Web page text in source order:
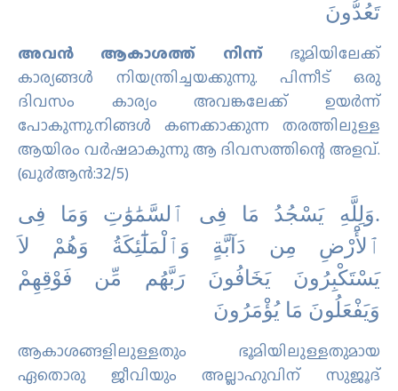
ﺗَﻌُﺪُّﻭﻥَ
അവന്‍ ആകാശത്ത് നിന്ന്ഭൂമിയിലേക്ക്
കാര്യങ്ങള്‍ നിയന്ത്രിച്ചയക്കുന്നു. പിന്നീട് ഒരു
ദിവസം കാര്യം അവങ്കലേക്ക് ഉയര്‍ന്ന്
പോകുന്നു.നിങ്ങള്‍ കണക്കാക്കുന്ന തരത്തിലുള്ള
ആയിരം വര്‍ഷമാകുന്നു ആ ദിവസത്തിന്റെ അളവ്‌.
(ഖു൪ആന്‍:32/5)
.ﻭَﻟِﻠَّﻪِ ﻳَﺴْﺠُﺪُ ﻣَﺎ ﻓِﻰ ٱﻟﺴَّﻤَٰﻮَٰﺕِ ﻭَﻣَﺎ ﻓِﻰ
ٱﻷَْﺭْﺽِ ﻣِﻦ ﺩَآﺑَّﺔٍ ﻭَٱﻟْﻤَﻠَٰٓﺌِﻜَﺔُ ﻭَﻫُﻢْ ﻻَ
ﻳَﺴْﺘَﻜْﺒِﺮُﻭﻥَ ﻳَﺨَﺎﻓُﻮﻥَ ﺭَﺑَّﻬُﻢ ﻣِّﻦ ﻓَﻮْﻗِﻬِﻢْ
ﻭَﻳَﻔْﻌَﻠُﻮﻥَ ﻣَﺎ ﻳُﺆْﻣَﺮُﻭﻥَ
ആകാശങ്ങളിലുള്ളതും ഭൂമിയിലുള്ളതുമായ
ഏതൊരു ജീവിയും അല്ലാഹുവിന് സുജൂദ്